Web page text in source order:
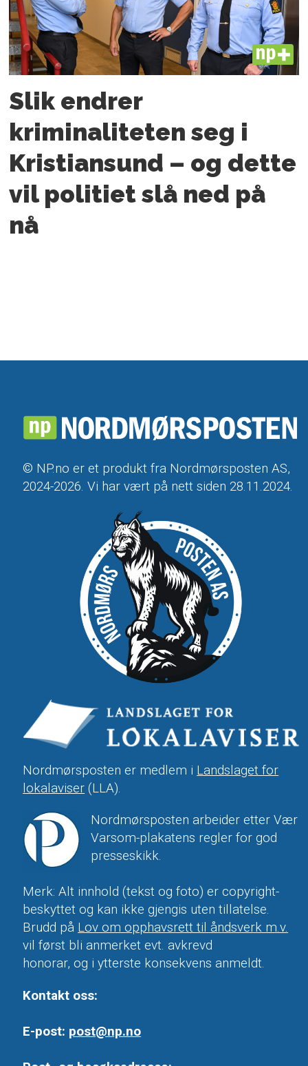
PLUS
Slik endrer
kriminaliteten seg i
Kristiansund – og dette
vil politiet slå ned på
nå
© NP.no er et produkt fra Nordmørsposten AS,
2024-2026. Vi har vært på nett siden 28.11.2024.
Nordmørsposten er medlem i Landslaget for
lokalaviser (LLA).
Nordmørsposten arbeider etter Vær
Varsom-plakatens regler for god
presseskikk.
Merk: Alt innhold (tekst og foto) er copyright-
beskyttet og kan ikke gjengis uten tillatelse.
Brudd på Lov om opphavsrett til åndsverk m.v.
vil først bli anmerket evt. avkrevd
honorar, og i ytterste konsekvens anmeldt.
Kontakt oss:
E-post: post@np.no